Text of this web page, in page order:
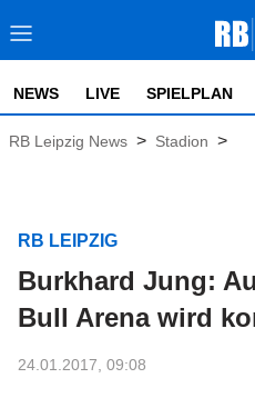
NEWS LIVE SPIELPLAN
RB Leipzig News > Stadion >
RB LEIPZIG
Burkhard Jung:
Bull Arena wird
24.01.2017, 09:08